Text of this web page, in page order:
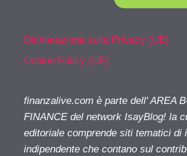
Dichiarazione sulla Privacy (UE)
Cookie Policy (UE)
finanzalive.com è parte dell' AREA
FINANCE del network IsayBlog! la
editoriale comprende siti tematici di
indipendente che contano sul